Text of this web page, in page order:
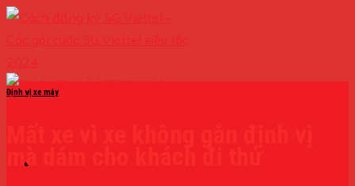
Skip
to
content
Định vị xe máy
mà dám cho khách đi thử